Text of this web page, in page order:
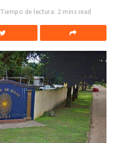
Tiempo de lectura: 2 mins read